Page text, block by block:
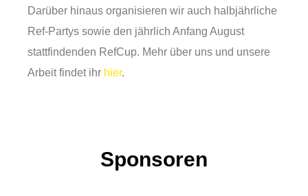
Darüber hinaus organisieren wir auch halbjährliche
Ref-Partys sowie den jährlich Anfang August
stattfindenden RefCup. Mehr über uns und unsere
Arbeit findet ihr hier.
Sponsoren